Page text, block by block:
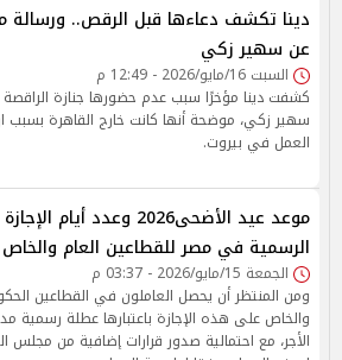
دينا تكشف دعاءها قبل الرقص.. ورسالة
عن سهير زكي
السبت 16/مايو/2026 - 12:49 م
كشفت دينا مؤخرًا سبب عدم حضورها جنازة الراقصة
سهير زكي، موضحة أنها كانت خارج القاهرة بسبب
العمل في بيروت.
موعد عيد الأضحى2026 وعدد أيام الإجازة
الرسمية في مصر للقطاعين العام والخاص
الجمعة 15/مايو/2026 - 03:37 م
ومن المنتظر أن يحصل العاملون في القطاعين
والخاص على هذه الإجازة باعتبارها عطلة رسمية
الأجر، مع احتمالية صدور قرارات إضافية من مجلس